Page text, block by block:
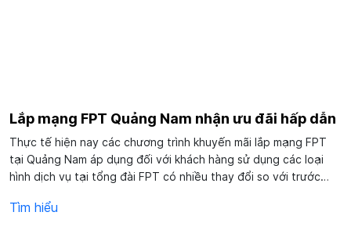
Lắp mạng FPT Quảng Nam nhận ưu đãi hấp dẫn
Thực tế hiện nay các chương trình khuyến mãi lắp mạng FPT
tại Quảng Nam áp dụng đối với khách hàng sử dụng các loại
hình dịch vụ tại tổng đài FPT có nhiều thay đổi so với trước
những cái mới mà họ đang áp...
Tìm hiểu